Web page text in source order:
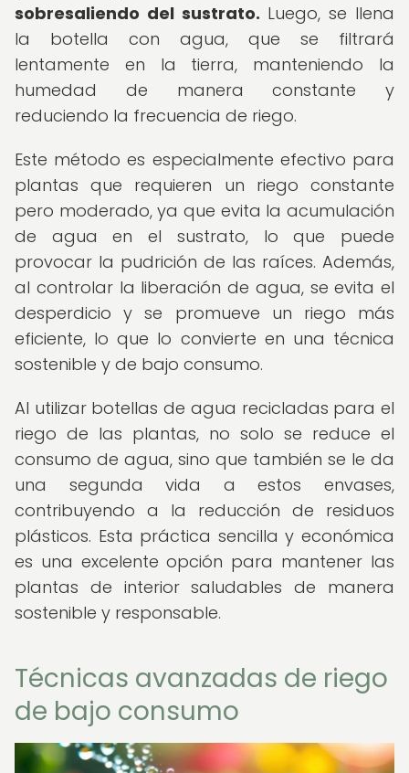
sobresaliendo del sustrato. Luego, se llena
la botella con agua, que se filtrará
lentamente en la tierra, manteniendo la
humedad de manera constante y
reduciendo la frecuencia de riego.
Este método es especialmente efectivo para
plantas que requieren un riego constante
pero moderado, ya que evita la acumulación
de agua en el sustrato, lo que puede
provocar la pudrición de las raíces. Además,
al controlar la liberación de agua, se evita el
desperdicio y se promueve un riego más
eficiente, lo que lo convierte en una técnica
sostenible y de bajo consumo.
Al utilizar botellas de agua recicladas para el
riego de las plantas, no solo se reduce el
consumo de agua, sino que también se le da
una segunda vida a estos envases,
contribuyendo a la reducción de residuos
plásticos. Esta práctica sencilla y económica
es una excelente opción para mantener las
plantas de interior saludables de manera
sostenible y responsable.
Técnicas avanzadas de riego
de bajo consumo